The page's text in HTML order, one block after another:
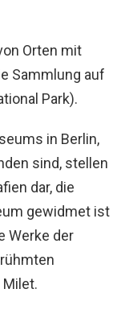
Orten mit
Sammlung auf
Park).
in Berlin,
sind, stellen
dar, die
gewidmet ist
Werke der